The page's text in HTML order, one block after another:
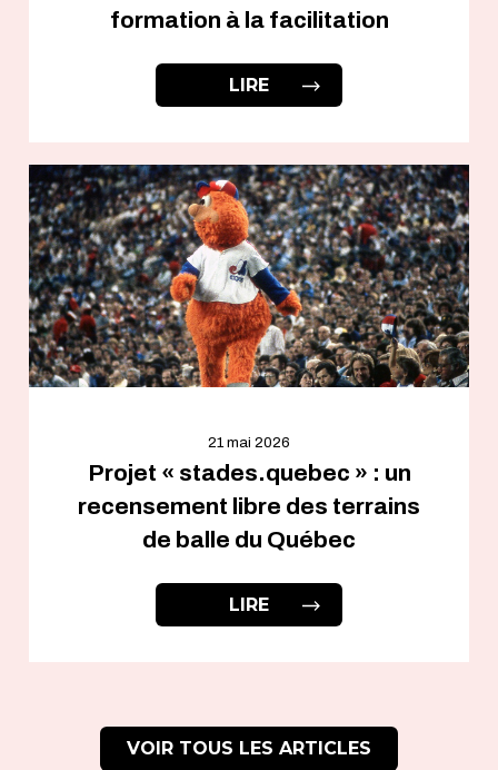
formation à la facilitation
LIRE
21 mai 2026
Projet « stades.quebec » : un
recensement libre des terrains
de balle du Québec
LIRE
VOIR TOUS LES ARTICLES